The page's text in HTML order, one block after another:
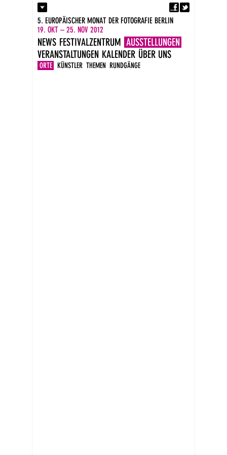
Kontakt
Presse
Impressum
DE
EN
5. EUROPÄISCHER MONAT DER FOTOGRAFIE BERLIN
19. OKT – 25. NOV 2012
NEWS FESTIVALZENTRUM AUSSTELLUNGEN
ORTE KÜNSTLER THEMEN RUNDGÄNGE
VERANSTALTUNGEN KALENDER ÜBER UNS